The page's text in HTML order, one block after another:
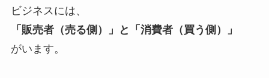
ビジネスには、
「販売者（売る側）」と「消費者（買う側）」
がいます。